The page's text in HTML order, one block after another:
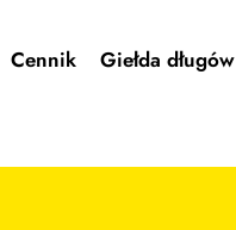
Cennik Giełda długów